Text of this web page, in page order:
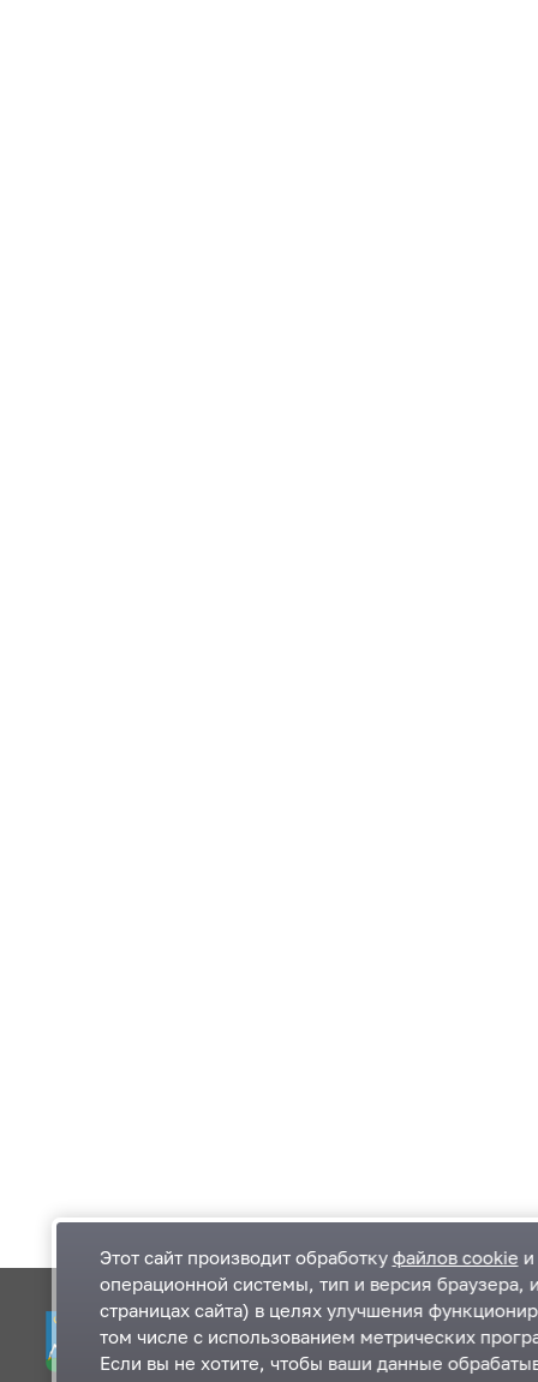
Одинцовский городской округ Московской
области
Этот сайт производит обработку файлов cookie
операционной системы, тип и версия браузера,
страницах сайта) в целях улучшения
том числе с использованием метрических
Если вы не хотите, чтобы ваши данные